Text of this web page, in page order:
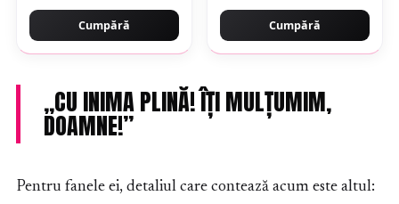
Cumpără Cumpără
„CU INIMA PLINĂ! ÎȚI MULȚUMIM,
DOAMNE!”
Pentru fanele ei, detaliul care contează acum este altul: